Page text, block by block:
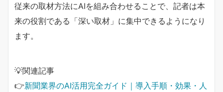
従来の取材方法にAIを組み合わせることで、記者は本
来の役割である「深い取材」に集中できるようになり
ます。
💡関連記事
👉新聞業界のAI活用完全ガイド｜導入手順・効果・人